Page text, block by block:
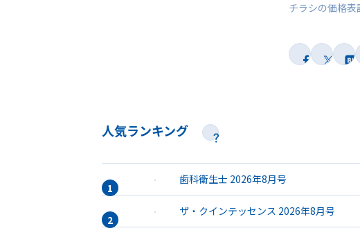
チラシの価格表
人気ランキング
歯科衛生士 2026年8月号
ザ・クインテッセンス 2026年8月号